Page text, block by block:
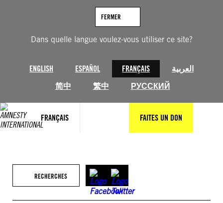
Dans quelle langue voulez-vous utiliser ce site?
ENGLISH ESPAÑOL FRANÇAIS
العربية
简中
繁中 РУССКИЙ
FERMER
FRANÇAIS FAITES UN DON
RECHERCHES